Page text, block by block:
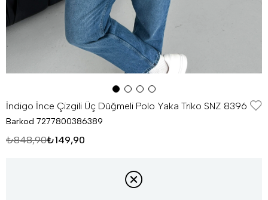
İndigo İnce Çizgili Üç Düğmeli Polo Yaka Triko SNZ 8396
Barkod 7277800386389
₺848,90₺149,90